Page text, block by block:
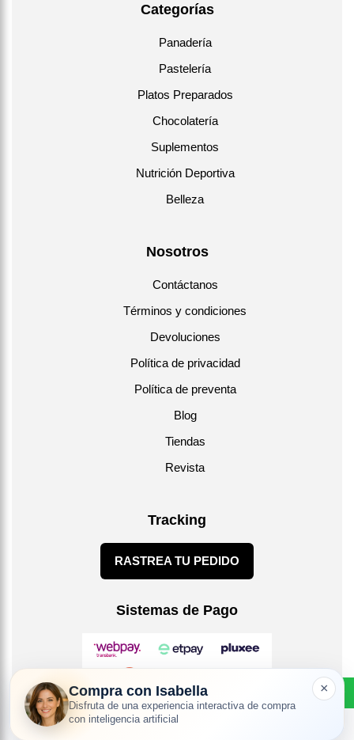
Categorías
Panadería
Pastelería
Platos Preparados
Chocolatería
Suplementos
Nutrición Deportiva
Belleza
Nosotros
Contáctanos
Términos y condiciones
Devoluciones
Política de privacidad
Política de preventa
Blog
Tiendas
Revista
Tracking
RASTREA TU PEDIDO
Sistemas de Pago